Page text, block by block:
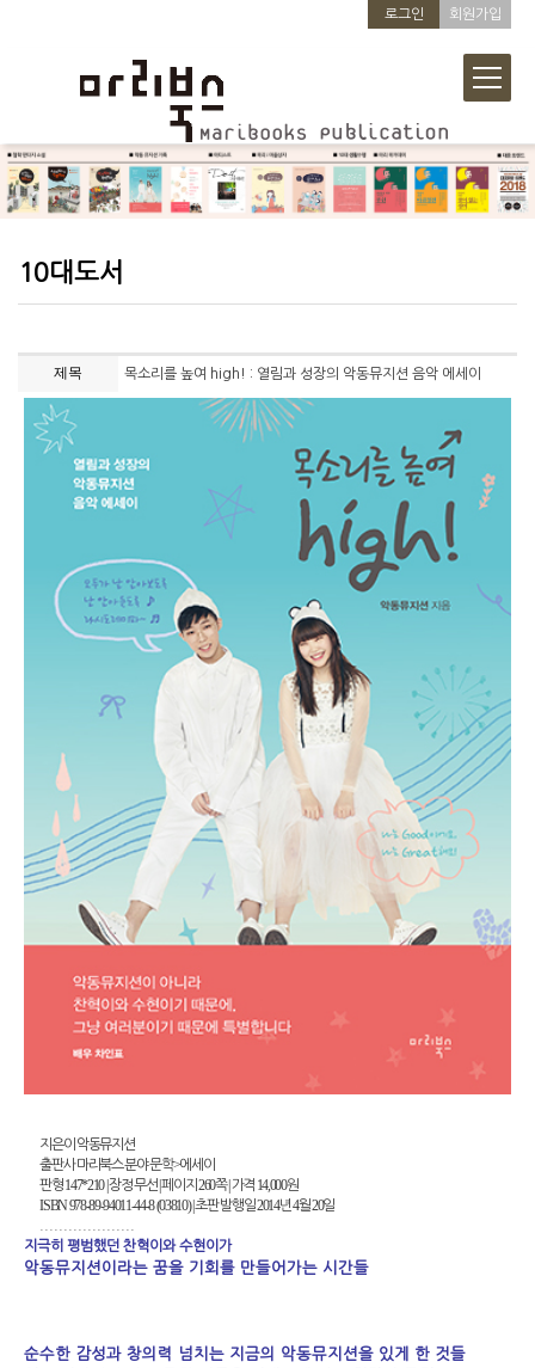
로그인 회원가입
10대도서
제목 목소리를 높여 high! : 열림과 성장의 악동뮤지션 음악 에세이
지은이 악동뮤지션
출판사마리북스분야문학>에세이
판형147*210 |장정무선 |페이지 260쪽 가격 14,000원
ISBN978-89-94011-44-8(03810) |초판 발행일2014년4월20일
지극히 평범했던 찬혁이와 수현이가
악동뮤지션이라는 꿈을 기회를 만들어가는 시간들
순수한 감성과 창의력 넘치는 지금의 악동뮤지션을 있게 한 것들